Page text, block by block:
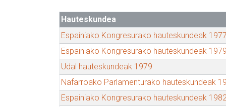
Hauteskundea
Espainiako Kongresurako hauteskundeak 1977
Espainiako Kongresurako hauteskundeak 1979
Udal hauteskundeak 1979
Nafarroako Parlamenturako hauteskundeak
Espainiako Kongresurako hauteskundeak 1982